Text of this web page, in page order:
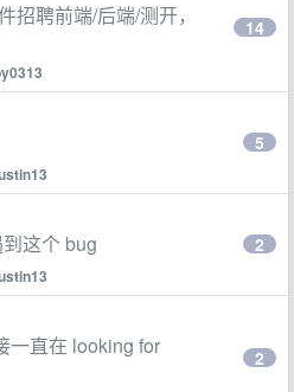
招聘前端/后端/测开，
14
5
这个 bug 2
一直在 looking for
2